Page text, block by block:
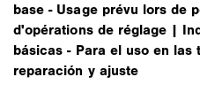
base - Usage prévu lors de
d'opérations de réglage |
básicas - Para el uso en las
reparación y ajuste